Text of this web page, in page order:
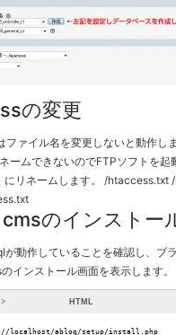
の変更
ファイル名を変更しないと動作し
ームできないのでFTPソフトを起
にリネームします。 /
のインストー
動作していることを確認し、ブ
インストール画面を表示します。
> HTML
localhost/ablog/setup/install.php